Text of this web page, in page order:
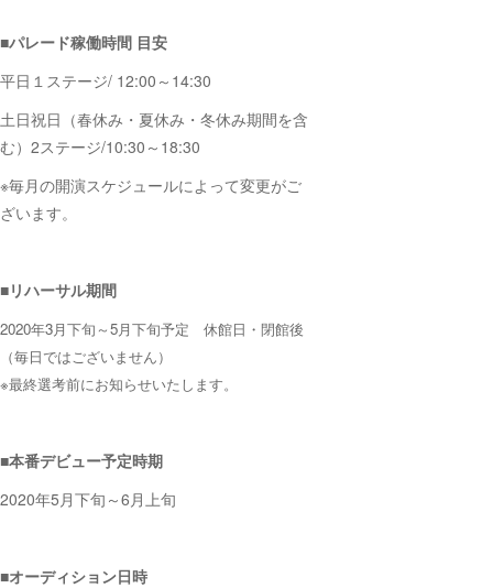
■パレード稼働時間 目安
平日１ステージ/ 12:00～14:30
土日祝日（春休み・夏休み・冬休み期間を含
む）2ステージ/10:30～18:30
※毎月の開演スケジュールによって変更がご
ざいます。
■リハーサル期間
2020年3月下旬～5月下旬予定 休館日・閉館後
（毎日ではございません）
※最終選考前にお知らせいたします。
■本番デビュー予定時期
2020年5月下旬～6月上旬
■オーディション日時